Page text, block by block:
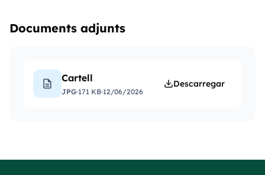
Documents adjunts
description Cartell
JPG·171 KB·12/06/2026
Descarregar